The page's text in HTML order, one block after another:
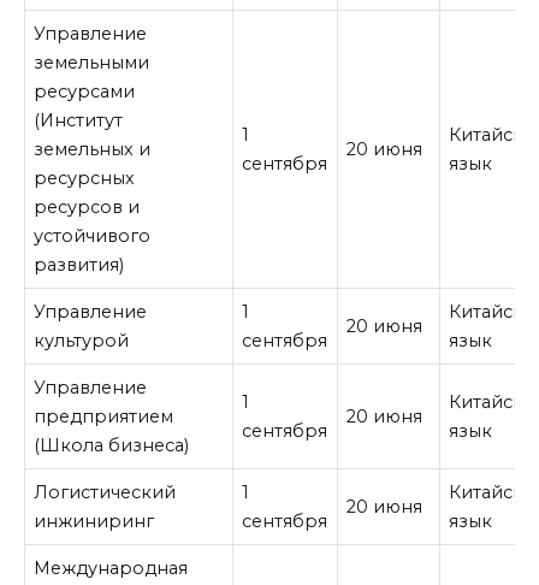
Управление
земельными
ресурсами
(Институт
земельных и
ресурсных
ресурсов и
устойчивого
развития)
1
сентября
20 июня
язык
Управление
культурой
1
сентября
20 июня
язык
Управление
предприятием
(Школа бизнеса)
1
сентября
20 июня
язык
Логистический
инжиниринг
1
сентября
20 июня
язык
Международная